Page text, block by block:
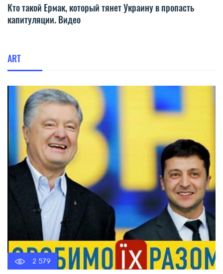
Кто такой Ермак, который тянет Украину в пропасть
капитуляции. Видео
ART
2 579